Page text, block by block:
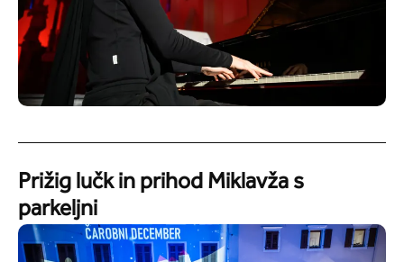
Prižig lučk in prihod Miklavža s
parkeljni